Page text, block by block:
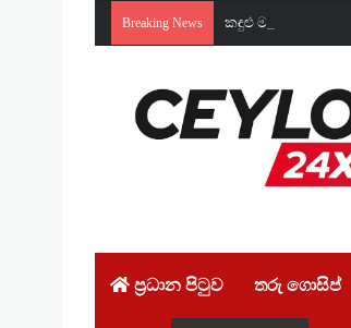
Breaking News කඳුළු මැදින්
ප්‍රධාන පිටුව තරු ගොසිප්